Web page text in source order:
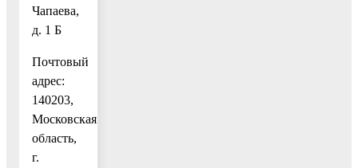
Чапаева,
д. 1 Б
Почтовый
адрес:
140203,
Московская
область,
г.